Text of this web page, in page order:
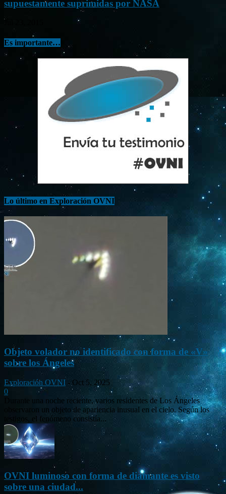
supuestamente suprimidas por NASA
Jul 23, 2015
Es importante…
Lo último en Exploración OVNI
Objeto volador no identificado con forma de «V»
sobre los Ángeles
Exploración OVNI - Oct 5, 2025
0
Durante una noche reciente, varios residentes de Los Ángeles
observaron un objeto de apariencia inusual en el cielo. Según los
testigos, el fenómeno consistía...
OVNI luminoso con forma de diamante es visto
sobre una ciudad...